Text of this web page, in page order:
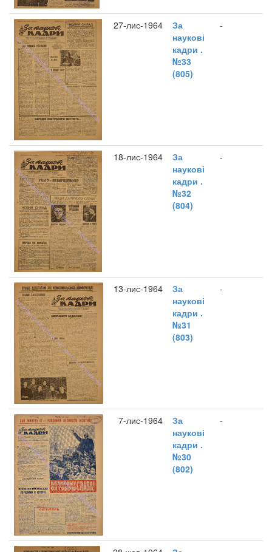
27-лис-1964
За
наукові
кадри .
№33
(805)
-
18-лис-1964
За
наукові
кадри .
№32
(804)
-
13-лис-1964
За
наукові
кадри .
№31
(803)
-
7-лис-1964
За
наукові
кадри .
№30
(802)
-